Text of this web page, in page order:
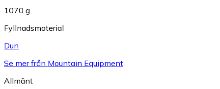
1070 g
Fyllnadsmaterial
Dun
Se mer från Mountain Equipment
Allmänt